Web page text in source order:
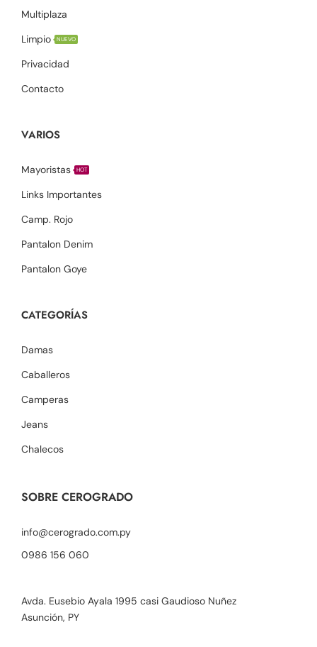
Multiplaza
Limpio
NUEVO
Privacidad
Contacto
VARIOS
Mayoristas HOT
Links Importantes
Camp. Rojo
Pantalon Denim
Pantalon Goye
CATEGORÍAS
Damas
Caballeros
Camperas
Jeans
Chalecos
SOBRE CEROGRADO
info@cerogrado.com.py
0986 156 060
Avda. Eusebio Ayala 1995 casi Gaudioso Nuñez
Asunción, PY